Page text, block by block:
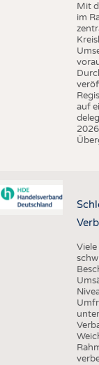
Mit
im
auf